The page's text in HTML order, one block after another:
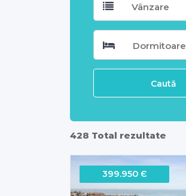
Vânzare
Dormitoare
Caută
428 Total rezultate
399.950 Є